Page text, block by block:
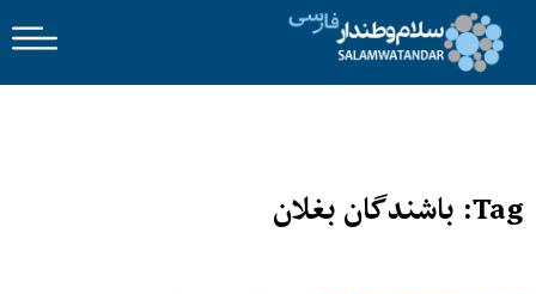
Tag: باشندگان بغلان